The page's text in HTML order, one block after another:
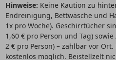
Hinweise: Keine Kaution zu
Endreinigung, Bettwäsche und
1x pro Woche). Geschirrtücher
1,60 € pro Person und Tag)
2 € pro Person) – zahlbar vor
kostenlos möglich. Beistellzelt